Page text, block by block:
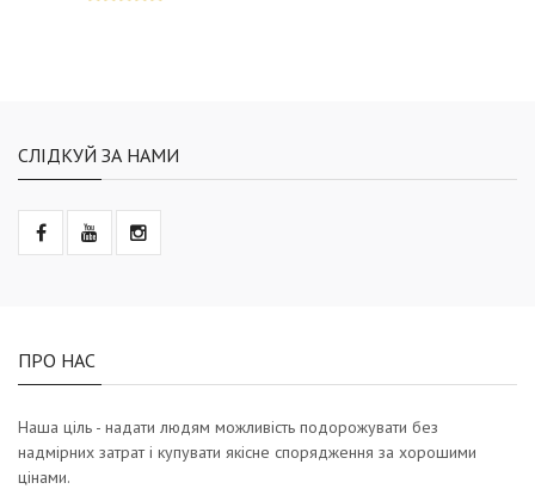
СЛІДКУЙ ЗА НАМИ
ПРО НАС
Наша ціль - надати людям можливість подорожувати без
надмірних затрат і купувати якісне спорядження за хорошими
цінами.